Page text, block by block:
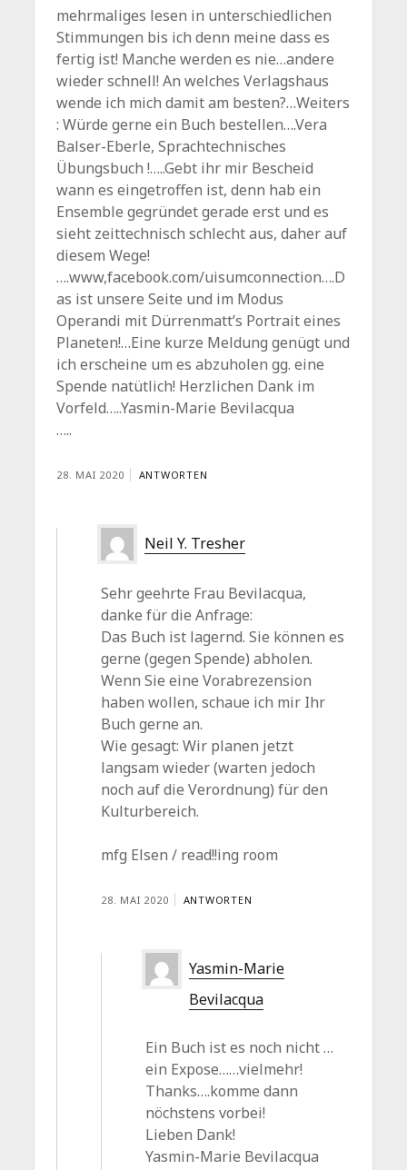
mehrmaliges lesen in unterschiedlichen
Stimmungen bis ich denn meine dass es
fertig ist! Manche werden es nie…andere
wieder schnell! An welches Verlagshaus
wende ich mich damit am besten?…Weiters
: Würde gerne ein Buch bestellen….Vera
Balser-Eberle, Sprachtechnisches
Übungsbuch !…..Gebt ihr mir Bescheid
wann es eingetroffen ist, denn hab ein
Ensemble gegründet gerade erst und es
sieht zeittechnisch schlecht aus, daher auf
diesem Wege!
….www,facebook.com/uisumconnection….D
as ist unsere Seite und im Modus
Operandi mit Dürrenmatt’s Portrait eines
Planeten!…Eine kurze Meldung genügt und
ich erscheine um es abzuholen gg. eine
Spende natütlich! Herzlichen Dank im
Vorfeld…..Yasmin-Marie Bevilacqua
…..
28. MAI 2020 ANTWORTEN
Neil Y. Tresher
Sehr geehrte Frau Bevilacqua,
danke für die Anfrage:
Das Buch ist lagernd. Sie können es
gerne (gegen Spende) abholen.
Wenn Sie eine Vorabrezension
haben wollen, schaue ich mir Ihr
Buch gerne an.
Wie gesagt: Wir planen jetzt
langsam wieder (warten jedoch
noch auf die Verordnung) für den
Kulturbereich.
mfg Elsen / read!!ing room
28. MAI 2020 ANTWORTEN
Yasmin-Marie
Bevilacqua
Ein Buch ist es noch nicht …
ein Expose……vielmehr!
Thanks….komme dann
nöchstens vorbei!
Lieben Dank!
Yasmin-Marie Bevilacqua